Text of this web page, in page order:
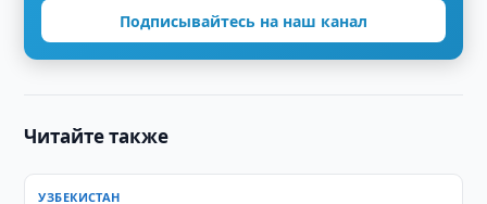
Подписывайтесь на наш канал
Читайте также
УЗБЕКИСТАН